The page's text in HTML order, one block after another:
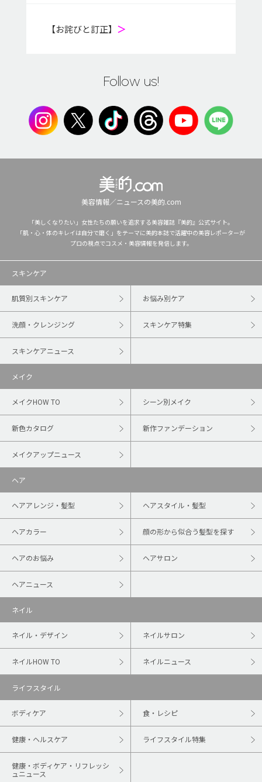
【お詫びと訂正】 ＞
Follow us!
美容情報／ニュースの美的.com
「美しくなりたい」女性たちの願いを追求する美容雑誌『美的』公式サイト。
「肌・心・体のキレイは自分で磨く」をテーマに美的本誌で活躍中の美容レポーターが
プロの視点でコスメ・美容情報を発信します。
スキンケア
肌質別スキンケア お悩み別ケア
洗顔・クレンジング スキンケア特集
スキンケアニュース
メイク
メイクHOW TO シーン別メイク
新色カタログ 新作ファンデーション
メイクアップニュース
ヘア
ヘアアレンジ・髪型 ヘアスタイル・髪型
ヘアカラー 顔の形から似合う髪型を探す
ヘアのお悩み ヘアサロン
ヘアニュース
ネイル
ネイル・デザイン ネイルサロン
ネイルHOW TO ネイルニュース
ライフスタイル
ボディケア 食・レシピ
健康・ヘルスケア ライフスタイル特集
健康・ボディケア・リフレッシ
ュニュース